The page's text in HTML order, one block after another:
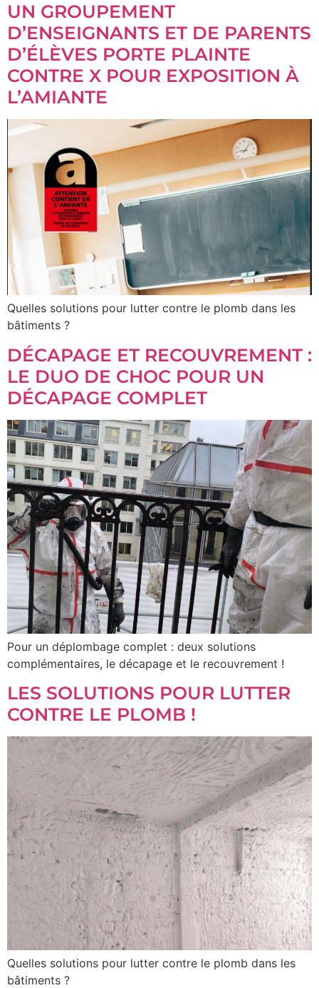
UN GROUPEMENT
D’ENSEIGNANTS ET DE PARENTS
D’ÉLÈVES PORTE PLAINTE
CONTRE X POUR EXPOSITION À
L’AMIANTE
Quelles solutions pour lutter contre le plomb dans les
bâtiments ?
DÉCAPAGE ET RECOUVREMENT :
LE DUO DE CHOC POUR UN
DÉCAPAGE COMPLET
Pour un déplombage complet : deux solutions
complémentaires, le décapage et le recouvrement !
LES SOLUTIONS POUR LUTTER
CONTRE LE PLOMB !
Quelles solutions pour lutter contre le plomb dans les
bâtiments ?